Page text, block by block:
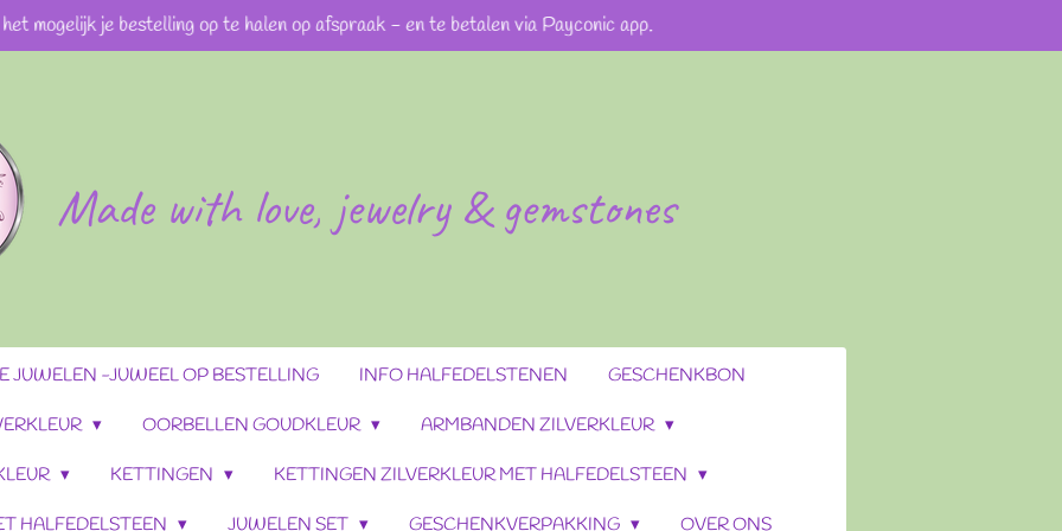
mogelijk je bestelling op te halen op afspraak - en te betalen via Payconic app.
Made with love, jewelry & gemstones
JUWELEN -JUWEEL OP BESTELLING INFO HALFEDELSTENEN GESCHENKBON
OORBELLEN GOUDKLEUR ARMBANDEN ZILVERKLEUR
KETTINGEN KETTINGEN ZILVERKLEUR MET HALFEDELSTEEN
HALFEDELSTEEN JUWELEN SET GESCHENKVERPAKKING OVER ONS